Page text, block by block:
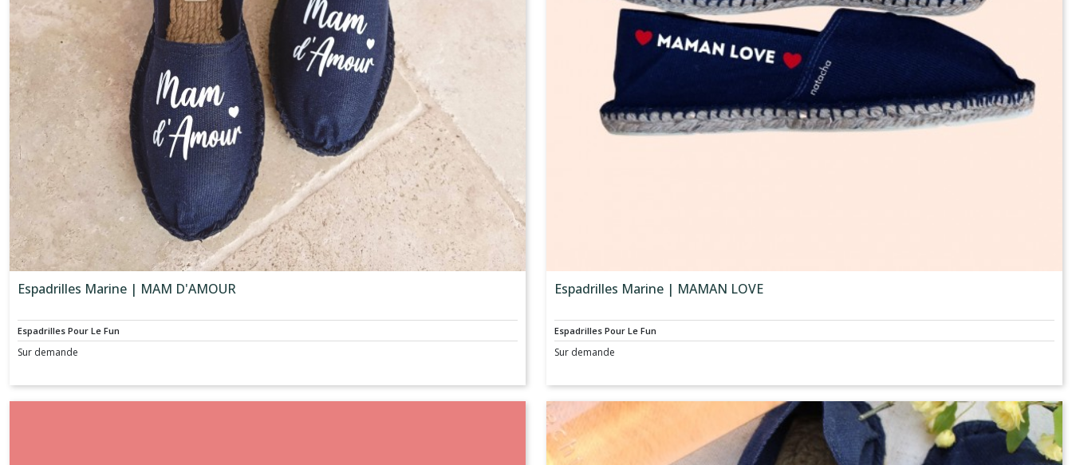
Espadrilles Marine | MAM D'AMOUR
Espadrilles Pour Le Fun
Sur demande
Espadrilles Marine | MAMAN LOVE
Espadrilles Pour Le Fun
Sur demande